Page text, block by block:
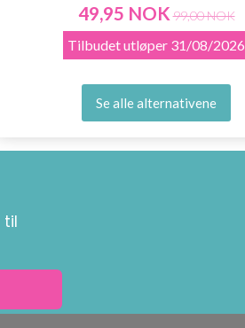
49,95 NOK 99,00 NOK
Tilbudet utløper 31/08/2026
Se alle alternativene
til